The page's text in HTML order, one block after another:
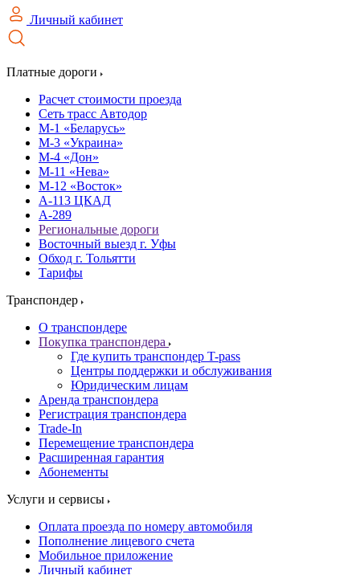
Личный кабинет
Платные дороги
Расчет стоимости проезда
Сеть трасс Автодор
М-1 «Беларусь»
М-3 «Украина»
М-4 «Дон»
М-11 «Нева»
М-12 «Восток»
А-113 ЦКАД
А-289
Региональные дороги
Восточный выезд г. Уфы
Обход г. Тольятти
Тарифы
Транспондер
О транспондере
Покупка транспондера
Где купить транспондер T-pass
Центры поддержки и обслуживания
Юридическим лицам
Аренда транспондера
Регистрация транспондера
Trade-In
Перемещение транспондера
Расширенная гарантия
Абонементы
Услуги и сервисы
Оплата проезда по номеру автомобиля
Пополнение лицевого счета
Мобильное приложение
Личный кабинет